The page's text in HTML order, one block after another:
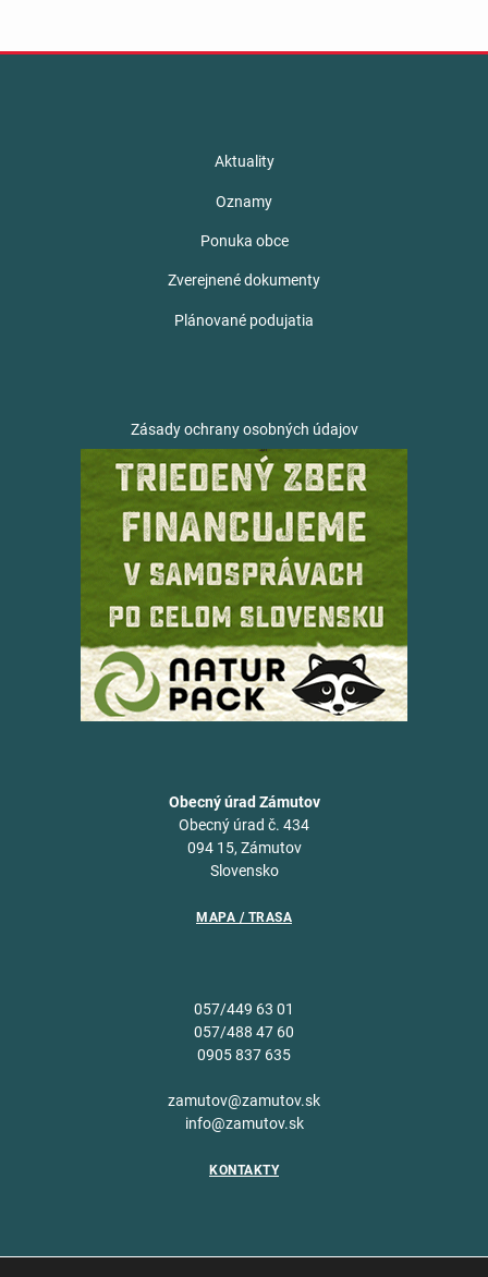
Aktuality
Oznamy
Ponuka obce
Zverejnené dokumenty
Plánované podujatia
Zásady ochrany osobných údajov
Obecný úrad Zámutov
Obecný úrad č. 434
094 15, Zámutov
Slovensko
MAPA / TRASA
057/449 63 01
057/488 47 60
0905 837 635
zamutov@zamutov.sk
info@zamutov.sk
KONTAKTY